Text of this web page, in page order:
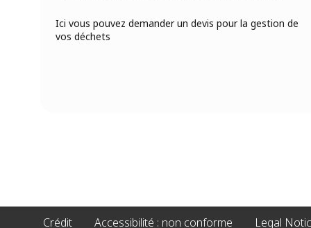
Ici vous pouvez demander un devis pour la gestion de
vos déchets
Crédit Accessibilité : non conforme Legal